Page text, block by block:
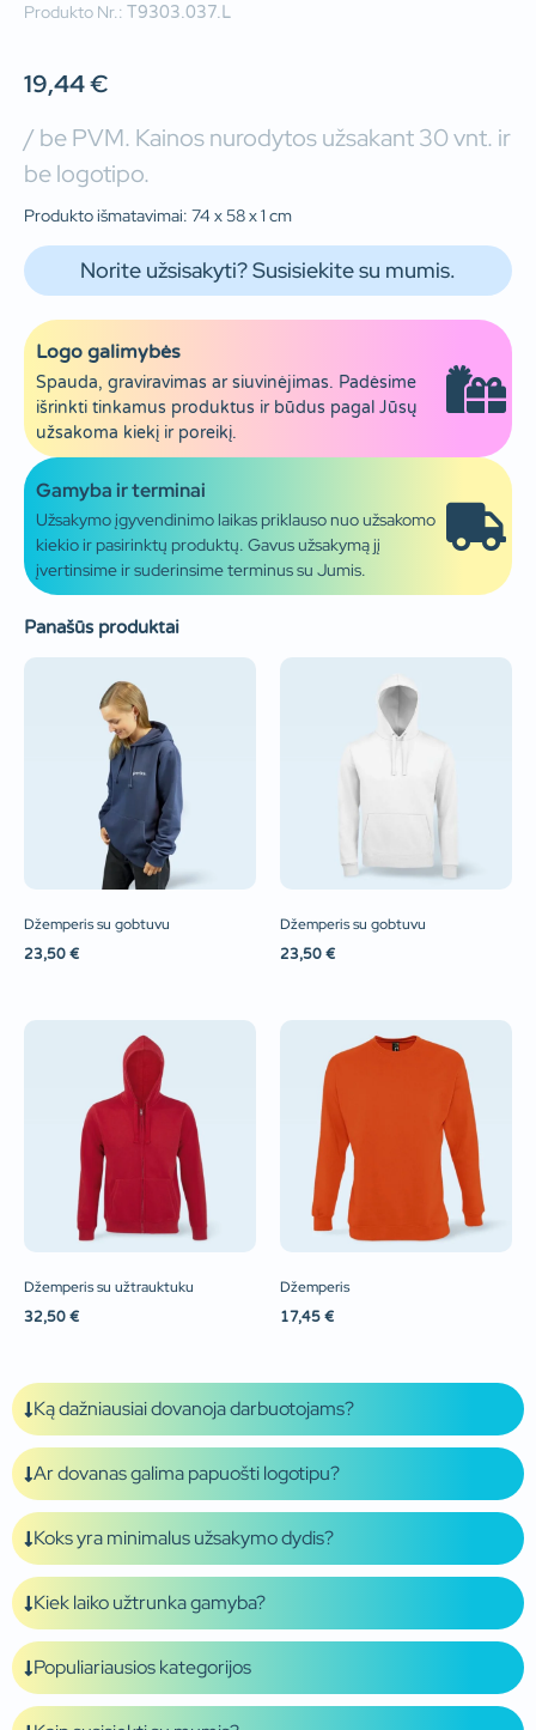
Produkto Nr.: T9303.037.L
19,44€
/ be PVM. Kainos nurodytos užsakant 30 vnt. ir
be logotipo.
Produkto išmatavimai: 74 x 58 x 1 cm
Norite užsisakyti? Susisiekite su mumis.
Logo galimybės
Spauda, graviravimas ar siuvinėjimas. Padėsime
išrinkti tinkamus produktus ir būdus pagal Jūsų
užsakoma kiekį ir poreikį.
Gamyba ir terminai
Užsakymo įgyvendinimo laikas priklauso nuo užsakomo
kiekio ir pasirinktų produktų. Gavus užsakymą jį
įvertinsime ir suderinsime terminus su Jumis.
Panašūs produktai
Džemperis su gobtuvu
23,50 €
Džemperis su gobtuvu
23,50 €
Džemperis su užtrauktuku
32,50 €
Džemperis
17,45 €
Ką dažniausiai dovanoja darbuotojams?
Ar dovanas galima papuošti logotipu?
Koks yra minimalus užsakymo dydis?
Kiek laiko užtrunka gamyba?
Populiariausios kategorijos